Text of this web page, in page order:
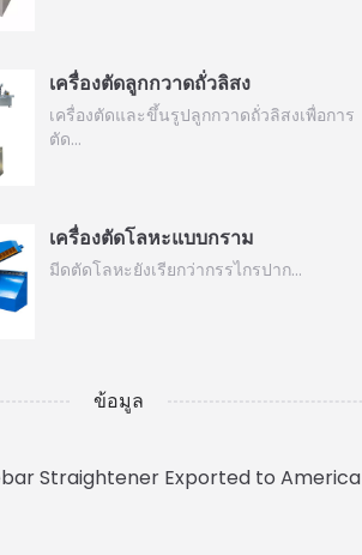
เครื่องตัดลูกกวาดถั่วลิสง
เครื่องตัดและขึ้นรูปลูกกวาดถั่วลิสงเพื่อการ
ตัด…
เครื่องตัดโลหะแบบกราม
มีดตัดโลหะยังเรียกว่ากรรไกรปาก…
ข้อมูล
Straightener Exported to America